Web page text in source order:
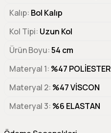
Kalıp Bol Kalıp
Kol Tipi Uzun Kol
Ürün Boyu 54 cm
Materyal 1 %47 POLİESTER
Materyal 2 %47 VİSCON
Materyal 3 %6 ELASTAN